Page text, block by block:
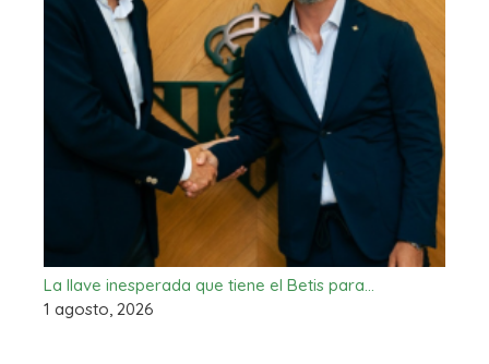
La llave inesperada que tiene el Betis para…
1 agosto, 2026